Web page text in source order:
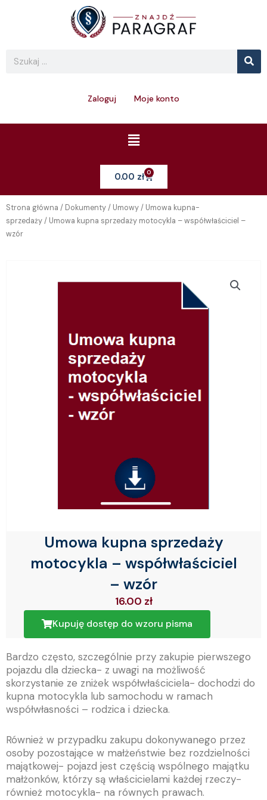
Search
Zaloguj Moje konto
Menu
0.00 zł 0Cart
Strona główna / Dokumenty/ Umowy/ Umowa kupna-
sprzedaży/ Umowa kupna sprzedaży motocykla – współwłaściciel –
wzór
Umowa kupna sprzedaży
motocykla – współwłaściciel
– wzór
16.00 zł
Kupuję dostęp do wzoru pisma
Bardzo często, szczególnie przy zakupie pierwszego
pojazdu dla dziecka- z uwagi na możliwość
skorzystanie ze zniżek współwłaściciela- dochodzi do
kupna motocykla lub samochodu w ramach
współwłasności – rodzica i dziecka.
Również w przypadku zakupu dokonywanego przez
osoby pozostające w małżeństwie bez rozdzielności
majątkowej- pojazd jest częścią wspólnego majątku
małżonków, którzy są właścicielami każdej rzeczy-
również motocykla- na równych prawach.